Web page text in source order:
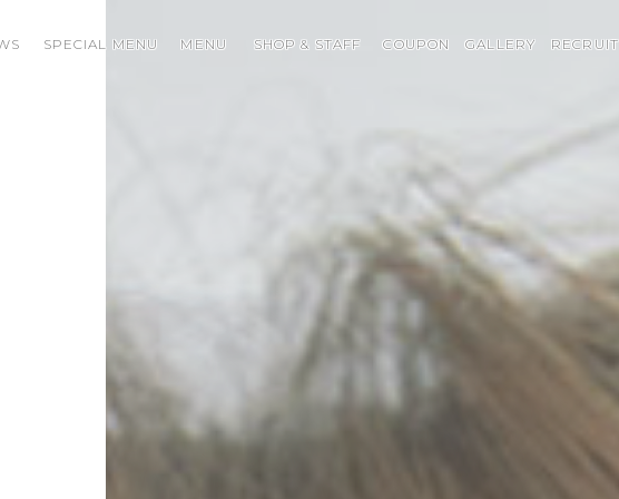
SPECIAL MENU MENU SHOP & STAFF COUPON GALLERY RECRUIT